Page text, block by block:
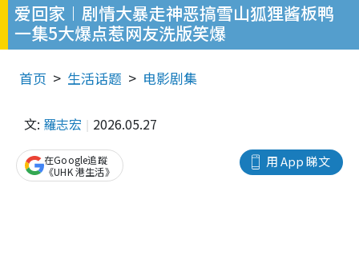
爱回家︱剧情大暴走神恶搞雪山狐狸酱板鸭
一集5大爆点惹网友洗版笑爆
首页 生活话题 电影剧集
文: 羅志宏 2026.05.27
用 App 睇文
在Google追蹤
《UHK 港生活》